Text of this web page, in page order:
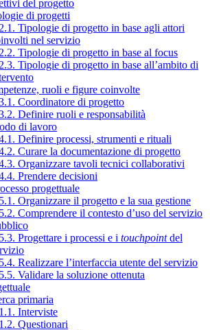
del progetto
di progetti
Tipologie di progetto in base agli attori
nel servizio
Tipologie di progetto in base al focus
Tipologie di progetto in base all’ambito di
ruoli e figure coinvolte
Coordinatore di progetto
Definire ruoli e responsabilità
di lavoro
Definire processi, strumenti e rituali
Curare la documentazione di progetto
Organizzare tavoli tecnici collaborativi
Prendere decisioni
progettuale
Organizzare il progetto e la sua gestione
Comprendere il contesto d’uso del servizio
Progettare i processi e i touchpointdel
Realizzare l’interfaccia utente del servizio
Validare la soluzione ottenuta
primaria
Interviste
Questionari